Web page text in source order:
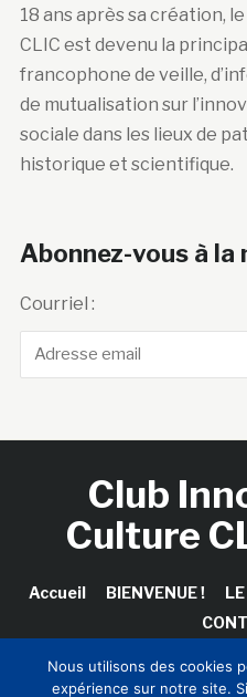
18 ans après sa création,
CLIC est devenu la
francophone de veille,
de mutualisation sur
sociale dans les lieux de
historique et scientifique.
Abonnez-vous à
Courriel :
Club
Culture
Accueil BIENVENUE !
Nous utilisons des cookies
expérience sur notre site.